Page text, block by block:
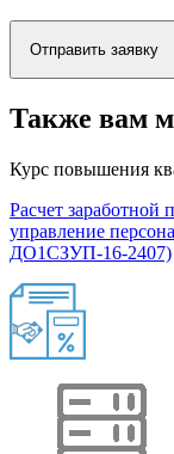
Отправить заявку
Также вам
Курс повышения
Расчет заработной
управление
ДО1СЗУП-16-2407)